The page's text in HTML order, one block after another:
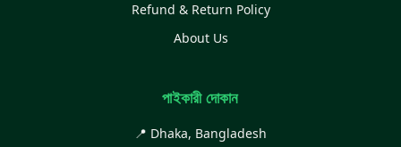
Refund & Return Policy
About Us
পাইকারী দোকান
📍 Dhaka, Bangladesh